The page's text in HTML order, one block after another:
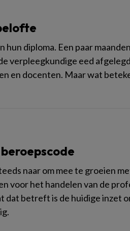
diploma. Een paar
verpleegkundige eed
en docenten. Maar wat
naar om mee te groeien
voor het handelen van de
dat betreft is de huidige inzet